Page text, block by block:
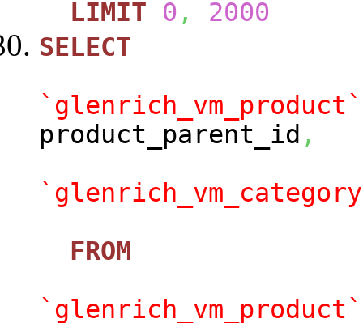
LIMIT
0 ,
2000
SELECT
`glenrich_vm_product`
product_parent_id ,
FROM
`glenrich_vm_product`